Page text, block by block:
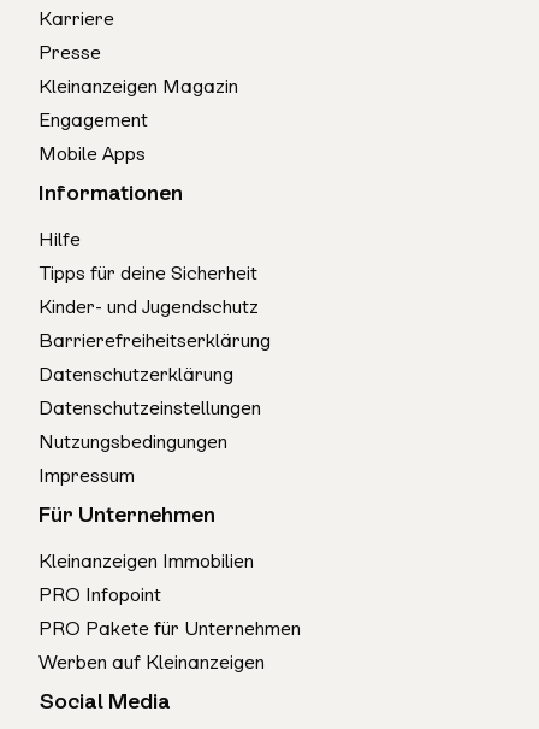
Karriere
Presse
Kleinanzeigen Magazin
Engagement
Mobile Apps
Informationen
Hilfe
Tipps für deine Sicherheit
Kinder- und Jugendschutz
Barrierefreiheitserklärung
Datenschutzerklärung
Datenschutzeinstellungen
Nutzungsbedingungen
Impressum
Für Unternehmen
Kleinanzeigen Immobilien
PRO Infopoint
PRO Pakete für Unternehmen
Werben auf Kleinanzeigen
Social Media